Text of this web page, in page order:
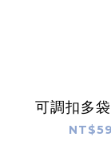
可調扣多